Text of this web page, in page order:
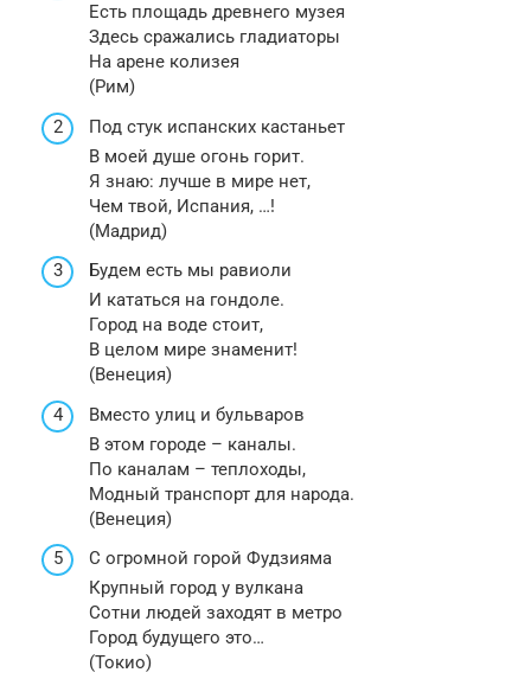
Есть площадь древнего музея
Здесь сражались гладиаторы
На арене колизея
(Рим)
Под стук испанских кастаньет
В моей душе огонь горит.
Я знаю: лучше в мире нет,
Чем твой, Испания, …!
(Мадрид)
Будем есть мы равиоли
И кататься на гондоле.
Город на воде стоит,
В целом мире знаменит!
(Венеция)
Вместо улиц и бульваров
В этом городе – каналы.
По каналам – теплоходы,
Модный транспорт для народа.
(Венеция)
С огромной горой Фудзияма
Крупный город у вулкана
Сотни людей заходят в метро
Город будущего это…
(Токио)